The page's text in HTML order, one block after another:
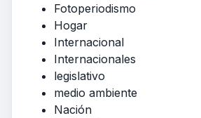
Fotoperiodismo
Hogar
Internacional
Internacionales
legislativo
medio ambiente
Nación